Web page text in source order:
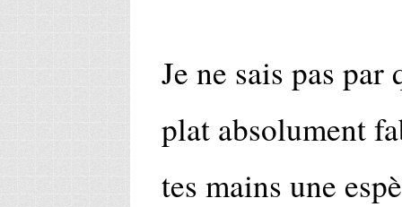
Je ne sais pas
plat absolument
tes mains une